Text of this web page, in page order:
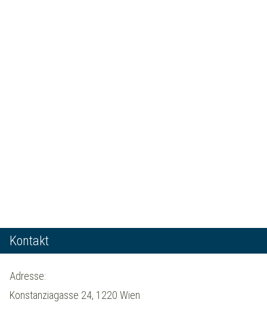
Kontakt
Adresse:
Konstanziagasse 24, 1220 Wien